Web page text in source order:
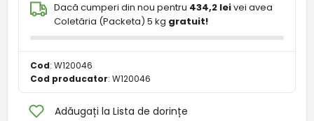
Dacă cumperi din nou pentru 434,2 leivei avea
Coletăria (Packeta) 5 kg gratuit!
Cod: W120046
Cod producator: W120046
Adăugați la Lista de dorințe